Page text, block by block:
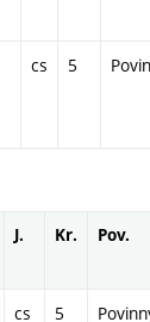
cs 5
J. Kr. Pov.
cs 5